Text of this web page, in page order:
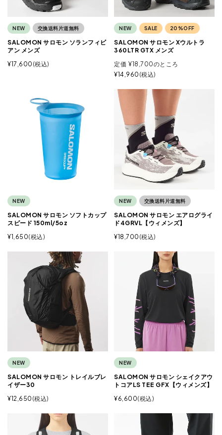
NEW 交換送料片道無料
SALOMON サロモン ソランフィビ
アン メンズ
¥17,600 税込
NEW SALE 20%OFF
SALOMON サロモン Xウルトラ
360LTR GTX メンズ
定価 ¥18,700のところ
¥14,960 税込
NEW
SALOMON サロモン ソフトカップ
スピード 150ml/5oz
¥1,650 税込
NEW 交換送料片道無料
SALOMON サロモン エアログライ
ド4GRVL【ウィメンズ】
¥18,700 税込
NEW
SALOMON サロモン トレイルブレ
イザー30
¥12,650 税込
NEW
SALOMON サロモン シェイクアウ
トコアLS TEE GFX【ウィメンズ】
¥6,600 税込